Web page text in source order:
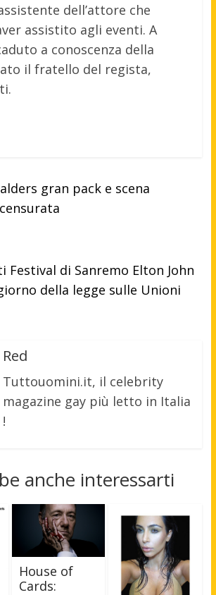
dell’attore che
assistito agli eventi. A
a conoscenza della
il fratello del regista,
gran pack e scena
Festival di Sanremo Elton John
della legge sulle Unioni
Red
Tuttouomini.it, il celebrity
magazine gay più letto in Italia
!
anche interessarti
House of
Cards: